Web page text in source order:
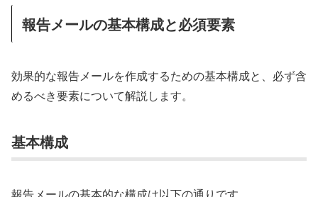
報告メールの基本構成と必須要素
効果的な報告メールを作成するための基本構成と、必ず含
めるべき要素について解説します。
基本構成
報告メールの基本的な構成は以下の通りです。